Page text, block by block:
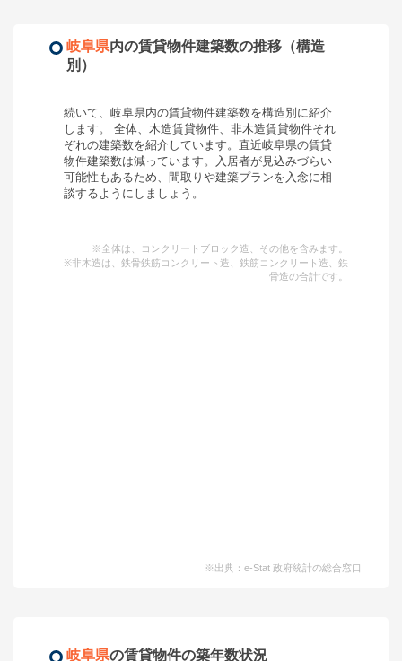
岐阜県内の賃貸物件建築数の推移（構造
別）
続いて、 岐阜県内の賃貸物件建築数を構造別に紹介
します。 全体、木造賃貸物件、非木造賃貸物件それ
ぞれの建築数を紹介しています。 直近岐阜県の賃貸
物件建築数は減っています。入居者が見込みづらい
可能性もあるため、間取りや建築プランを入念に相
談するようにしましょう。
※全体は、コンクリートブロック造、その他を含みます。
※非木造は、鉄骨鉄筋コンクリート造、鉄筋コンクリート造、鉄
骨造の合計です。
※出典：e-Stat 政府統計の総合窓口
岐阜県の賃貸物件の築年数状況